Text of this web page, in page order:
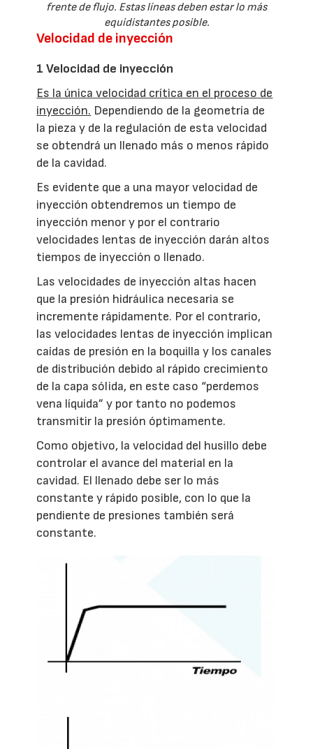
frente de flujo. Estas líneas deben estar lo más
equidistantes posible.
Velocidad de inyección
1 Velocidad de inyección
Es la única velocidad crítica en el proceso de
inyección. Dependiendo de la geometría de
la pieza y de la regulación de esta velocidad
se obtendrá un llenado más o menos rápido
de la cavidad.
Es evidente que a una mayor velocidad de
inyección obtendremos un tiempo de
inyección menor y por el contrario
velocidades lentas de inyección darán altos
tiempos de inyección o llenado.
Las velocidades de inyección altas hacen
que la presión hidráulica necesaria se
incremente rápidamente. Por el contrario,
las velocidades lentas de inyección implican
caídas de presión en la boquilla y los canales
de distribución debido al rápido crecimiento
de la capa sólida, en este caso “perdemos
vena líquida” y por tanto no podemos
transmitir la presión óptimamente.
Como objetivo, la velocidad del husillo debe
controlar el avance del material en la
cavidad. El llenado debe ser lo más
constante y rápido posible, con lo que la
pendiente de presiones también será
constante.